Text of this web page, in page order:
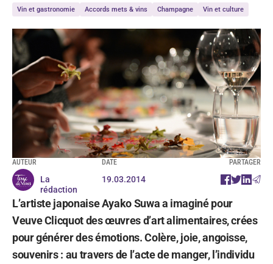
Vin et gastronomie Accords mets & vins Champagne Vin et culture
AUTEUR
La
rédaction
DATE
19.03.2014
PARTAGER
L’artiste japonaise Ayako Suwa a imaginé pour
Veuve Clicquot des œuvres d’art alimentaires, crées
pour générer des émotions. Colère, joie, angoisse,
souvenirs : au travers de l’acte de manger, l’individu